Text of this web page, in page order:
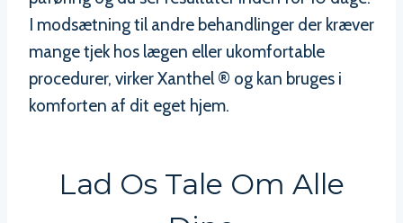
I modsætning til andre behandlinger der kræver
mange tjek hos lægen eller ukomfortable
procedurer, virker Xanthel ® og kan bruges i
komforten af dit eget hjem.
Lad Os Tale Om Alle